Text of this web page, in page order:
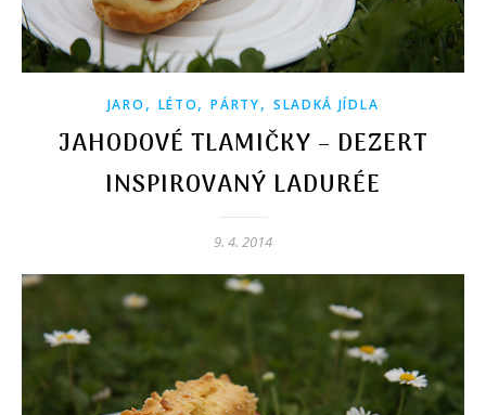
JARO , LÉTO,PÁRTY, SLADKÁ JÍDLA
JAHODOVÉ TLAMIČKY – DEZERT
INSPIROVANÝ LADURÉE
9. 4. 2014